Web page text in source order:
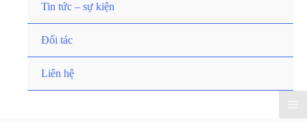
Tin tức – sự kiện
Đối tác
Liên hệ